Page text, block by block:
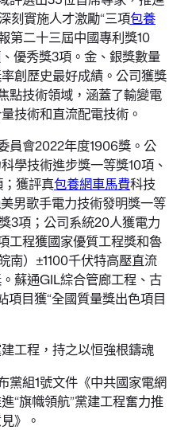
刻實施人才激勵“三項包養
第二十三屆中國專利獎10
優秀獎3項。金、銀獎數量
創歷史最好成績。公司獲獎
點技術領域，涵蓋了輸變電
技術和直流配電技術。
員會2022年度1906獎。公
學技術進步獎一等獎10項、
獲評真包養網車馬費科技
男歌手電力技術發明獎一等
3項；公司系統20人獲電力
工程獲國家優質工程獎和魯
南）±1100千伏特高壓直流
蘇通GIL綜合管廊工程、古
項目獲“全國質量獎出色項目
工程，持之以恒強根鑄魂
黨組1號文件《中共國家電網
“旗幟領航”黨建工程奮力推
》。